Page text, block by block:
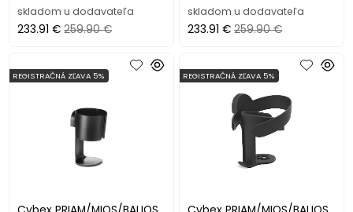
skladom u dodavateľa
233.91 € 259.90 €
skladom u dodavateľa
233.91 € 259.90 €
REGISTRAČNÁ ZĽAVA 5% REGISTRAČNÁ ZĽAVA 5%